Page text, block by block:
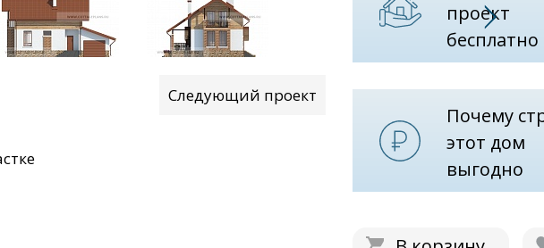
проект
бесплатно
Почему
этот дом
выгодно
Следующий проект